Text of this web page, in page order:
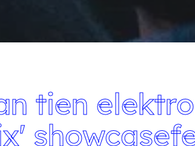
tien